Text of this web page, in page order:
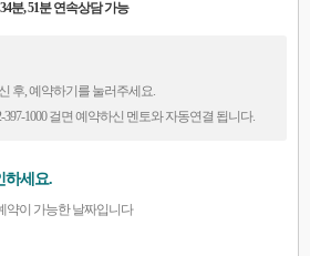
분, 51분 연속상담 가능
후, 예약하기를 눌러주세요.
1000 걸면 예약하신 멘토와 자동연결 됩니다.
하세요.
약이 가능한 날짜입니다